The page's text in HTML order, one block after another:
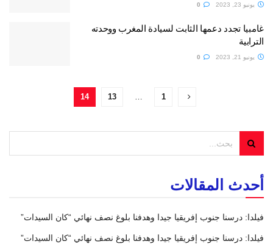
يونيو 23, 2023
غامبيا تجدد دعمها الثابت لسيادة المغرب ووحدته
الترابية
يونيو 21, 2023
1
13
14
أحدث المقالات
فيلدا: درسنا جنوب إفريقيا جيدا وهدفنا بلوغ نصف نهائي “كان السيدات”
فيلدا: درسنا جنوب إفريقيا جيدا وهدفنا بلوغ نصف نهائي “كان السيدات”